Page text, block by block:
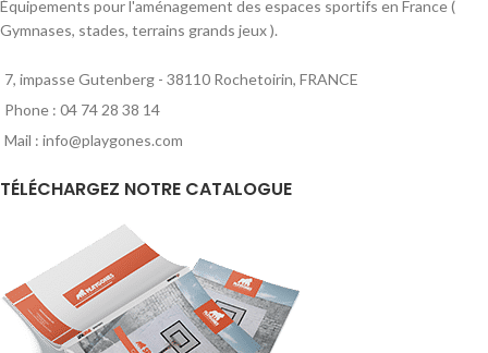
Équipements pour l'aménagement des espaces sportifs en France (
Gymnases, stades, terrains grands jeux ).
7, impasse Gutenberg - 38110 Rochetoirin, FRANCE
Phone : 04 74 28 38 14
Mail : info@playgones.com
TÉLÉCHARGEZ NOTRE CATALOGUE